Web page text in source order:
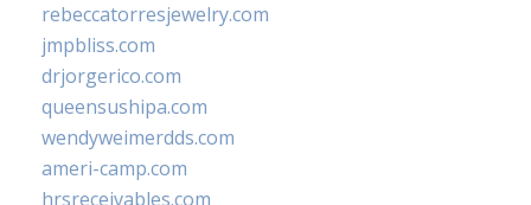
rebeccatorresjewelry.com
jmpbliss.com
drjorgerico.com
queensushipa.com
wendyweimerdds.com
ameri-camp.com
hrsreceivables.com